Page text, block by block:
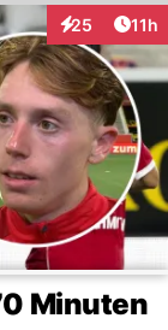
25
Interaktionen
11h
Minuten